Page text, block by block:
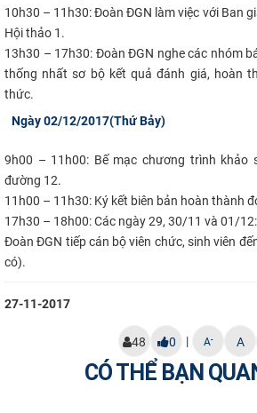
10h30 – 11h30:Đoàn ĐGN làm việc với Ban
Hội thảo 1.
13h30 – 17h30: Đoàn ĐGN nghe các nhóm
thống nhất sơ bộ kết quả đánh giá, hoàn
thức.
Ngày 02/12/2017(Thứ Bảy)​​
9h00 – 11h00: Bế mạc chương trình khảo
đường 12.
11h00 – 11h30: Ký kết biên bản hoàn thành
17h30 – 18h00:Các ngày 29, 30/11 và 01/12:
Đoàn ĐGN tiếp cán bộ viên chức, sinh viên
có).​
27-11-2017
48 0 | A- A
CÓ THỂ BẠN